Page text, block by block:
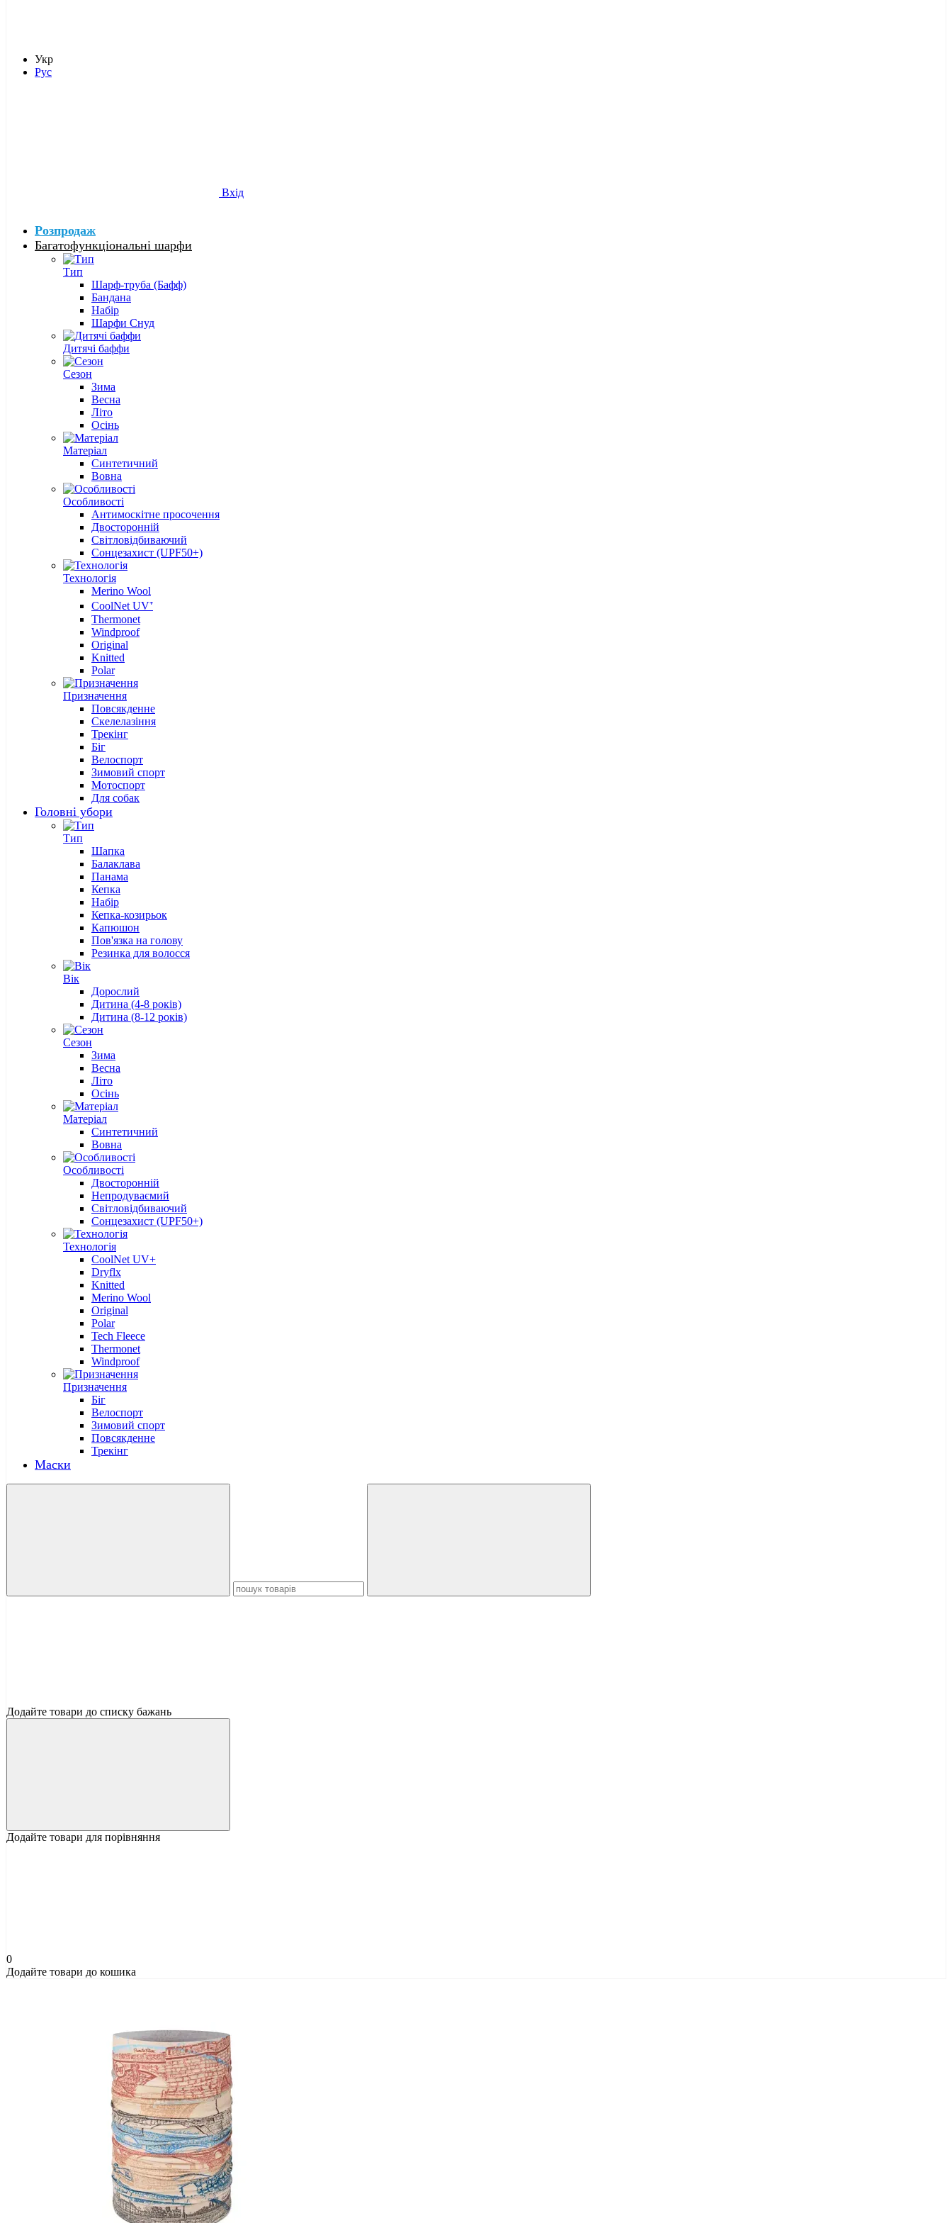
Укр
Рус
Вхід
Розпродаж
Багатофункціональні шарфи
Тип
Шарф-труба (Бафф)
Бандана
Набір
Шарфи Снуд
Дитячі баффи
Сезон
Зима
Весна
Літо
Осінь
Матеріал
Cинтетичний
Вовна
Особливості
Антимоскітне просочення
Двосторонній
Світловідбиваючий
Сонцезахист (UPF50+)
Технологія
Merino Wool
CoolNet UV⁺
Thermonet
Windproof
Original
Knitted
Polar
Призначення
Повсякденне
Скелелазіння
Трекінг
Біг
Велоспорт
Зимовий спорт
Мотоспорт
Для собак
Головні убори
Тип
Шапка
Балаклава
Панама
Кепка
Набір
Кепка-козирьок
Капюшон
Пов'язка на голову
Резинка для волосся
Вік
Дорослий
Дитина (4-8 років)
Дитина (8-12 років)
Сезон
Зима
Весна
Літо
Осінь
Матеріал
Cинтетичний
Вовна
Особливості
Двосторонній
Непродуваємий
Світловідбиваючий
Сонцезахист (UPF50+)
Технологія
CoolNet UV+
Dryflx
Knitted
Merino Wool
Original
Polar
Tech Fleece
Thermonet
Windproof
Призначення
Біг
Велоспорт
Зимовий спорт
Повсякденне
Трекінг
Маски
Додайте товари до списку бажань
Додайте товари для порівняння
0
Додайте товари до кошика